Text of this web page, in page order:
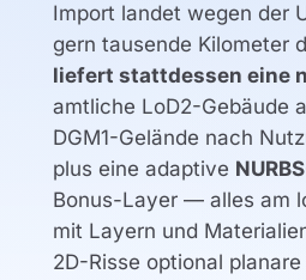
Import landet wegen der
gern tausende Kilometer
liefert stattdessen eine
amtliche LoD2-Gebäude
DGM1-Gelände nach
plus eine adaptive
Bonus-Layer — alles am
mit Layern und
2D-Risse optional